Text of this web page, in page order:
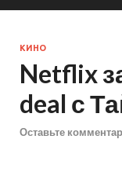
КИНО
Netflix
deal с
Оставьте